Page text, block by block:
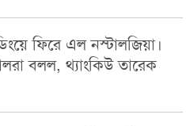
ফিরে এল নস্টালজিয়া।
বলল, থ্যাংকিউ তারেক